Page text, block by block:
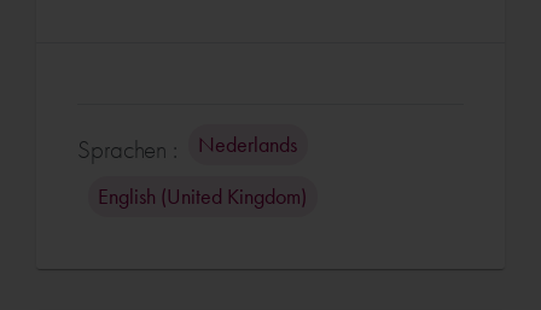
Sprachen : Nederlands
English (United Kingdom)